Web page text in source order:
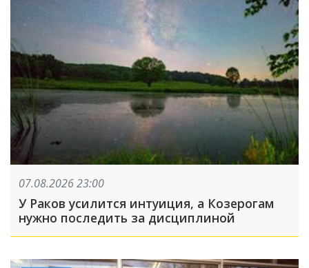
07.08.2026 23:00
У Раков усилится интуиция, а Козерогам
нужно последить за дисциплиной